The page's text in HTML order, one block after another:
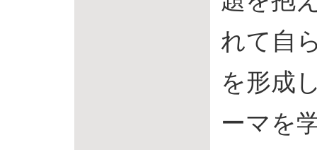
れて自
を形成
ーマを